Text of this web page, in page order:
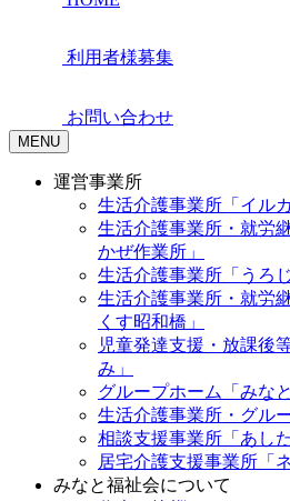
利用者様募集
お問い合わせ
MENU
運営事業所
生活介護事業所「イル
生活介護事業所・就労
かぜ作業所」
生活介護事業所「うろじ
生活介護事業所・就労
くす昭和橋」
児童発達支援・放課後
み」
グループホーム「みな
生活介護事業所・グル
相談支援事業所「あした
居宅介護支援事業所「
みなと福祉会について